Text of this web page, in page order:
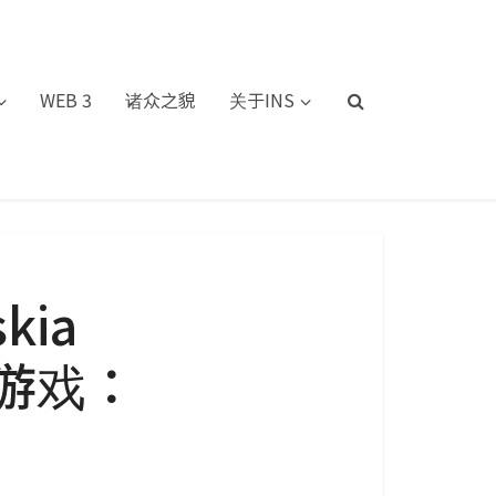
WEB 3 诸众之貌 关于INS
戏：